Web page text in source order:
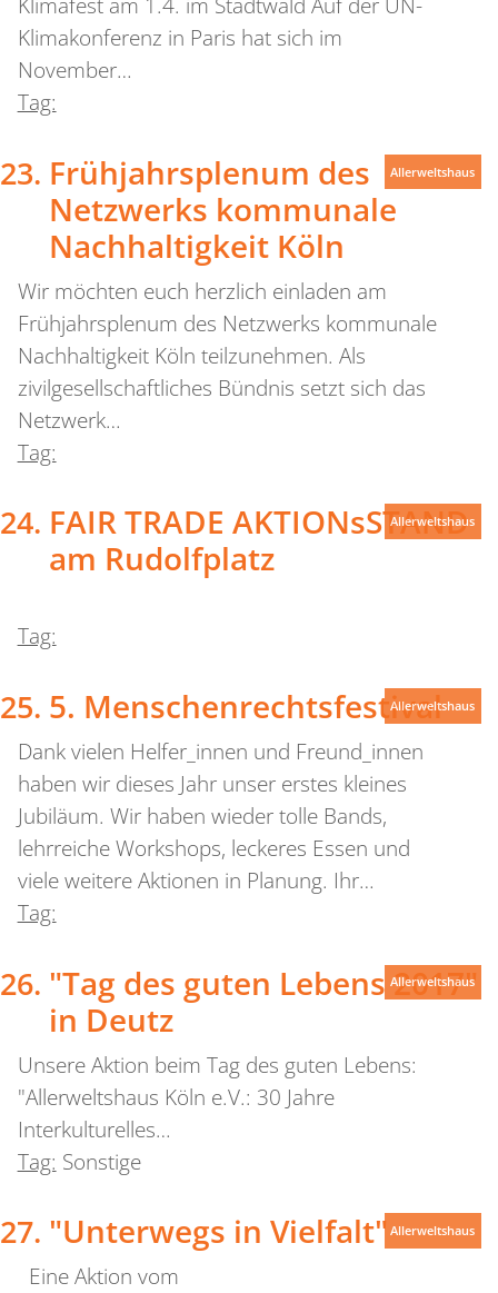
Klimafest am 1.4. im Stadtwald Auf der UN-
Klimakonferenz in Paris hat sich im
November…
Tag:
Frühjahrsplenum des
Netzwerks kommunale
Nachhaltigkeit Köln
Wir möchten euch herzlich einladen am
Frühjahrsplenum des Netzwerks kommunale
Nachhaltigkeit Köln teilzunehmen. Als
zivilgesellschaftliches Bündnis setzt sich das
Netzwerk…
Tag:
Allerweltshaus
FAIR TRADE AKTIONsSTAND
am Rudolfplatz
Tag:
Allerweltshaus
5. Menschenrechtsfestival
Dank vielen Helfer_innen und Freund_innen
haben wir dieses Jahr unser erstes kleines
Jubiläum. Wir haben wieder tolle Bands,
lehrreiche Workshops, leckeres Essen und
viele weitere Aktionen in Planung. Ihr…
Tag:
Allerweltshaus
"Tag des guten Lebens 2017"
in Deutz
Unsere Aktion beim Tag des guten Lebens:
"Allerweltshaus Köln e.V.: 30 Jahre
Interkulturelles…
Tag: Sonstige
Allerweltshaus
"Unterwegs in Vielfalt"
Eine Aktion vom
Allerweltshaus